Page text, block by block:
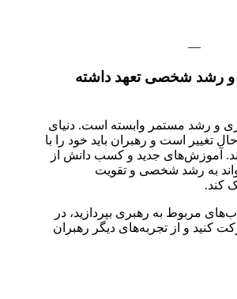
—
و رشد شخصی تعهد داشته
و رشد مستمر وابسته است. دنیای
تغییر است و رهبران باید خود را با
آموزش‌های جدید و کسب دانش از
به رشد شخصی و تقویت
کند.
مربوط به رهبری بپردازید، در
کنید و از تجربه‌های دیگر رهبران